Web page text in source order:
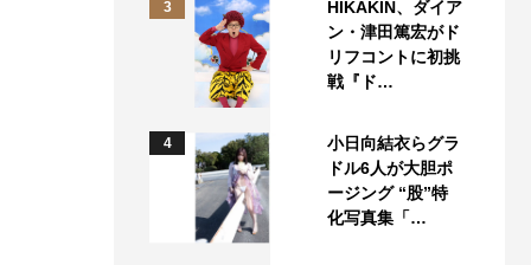
3
HIKAKIN、ダイア
ン・津田篤宏がド
リフコントに初挑
戦『ド…
4
小日向結衣らグラ
ドル6人が大胆ポ
ージング “股”特
化写真集「…